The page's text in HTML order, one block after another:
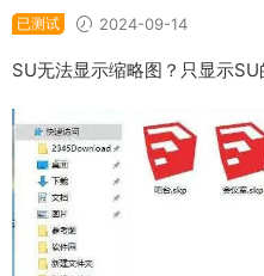
已测试 2024-09-14
SU无法显示缩略图？只显示SU